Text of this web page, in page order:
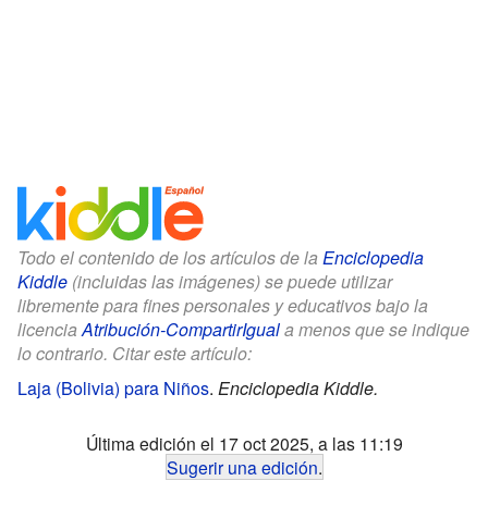
Todo el contenido de los artículos de la Enciclopedia
Kiddle (incluidas las imágenes) se puede utilizar
libremente para fines personales y educativos bajo la
licenciaAtribución-CompartirIguala menos que se indique
lo contrario. Citar este artículo:
Laja (Bolivia) para Niños. Enciclopedia Kiddle.
Última edición el 17 oct 2025, a las 11:19
Sugerir una edición.